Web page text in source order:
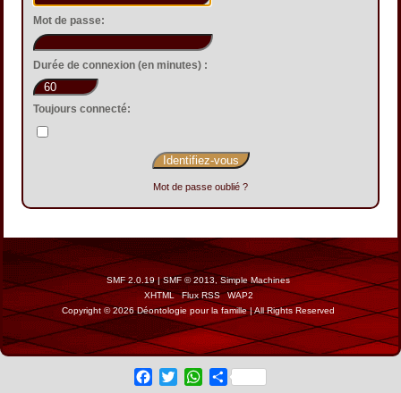
Mot de passe:
Durée de connexion (en minutes) :
Toujours connecté:
Mot de passe oublié ?
SMF 2.0.19|SMF © 2013, Simple Machines
XHTML
Flux RSS
WAP2
Copyright © 2026 Déontologie pour la famille | All Rights Reserved
Facebook
Twitter WhatsApp
Share